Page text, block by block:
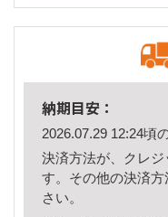
納期目安：
2026.07.29 12:24頃
決済方法が、クレ
す。その他の決済方
さい。